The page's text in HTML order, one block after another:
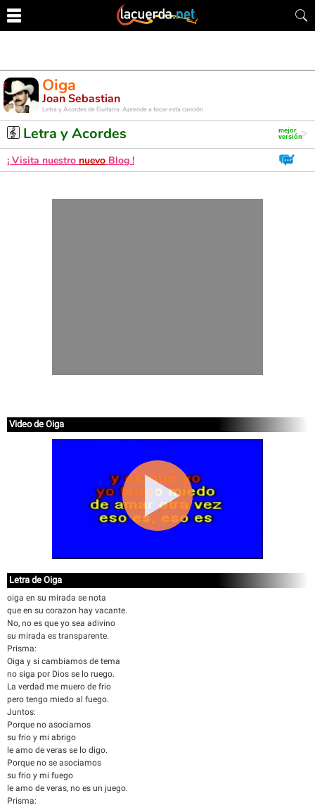
Oiga
Joan Sebastian
Letra y Acordes de Guitarra. Aprende a tocar esta canción
Letra y Acordes
¡ Visita nuestro nuevo Blog !
Video de Oiga
Letra de Oiga
oiga en su mirada se nota
que en su corazon hay vacante.
No, no es que yo sea adivino
su mirada es transparente.
Prisma:
Oiga y si cambiamos de tema
no siga por Dios se lo ruego.
La verdad me muero de frio
pero tengo miedo al fuego.
Juntos:
Porque no asociamos
su frio y mi abrigo
le amo de veras se lo digo.
Porque no se asociamos
su frio y mi fuego
le amo de veras, no es un juego.
Prisma: